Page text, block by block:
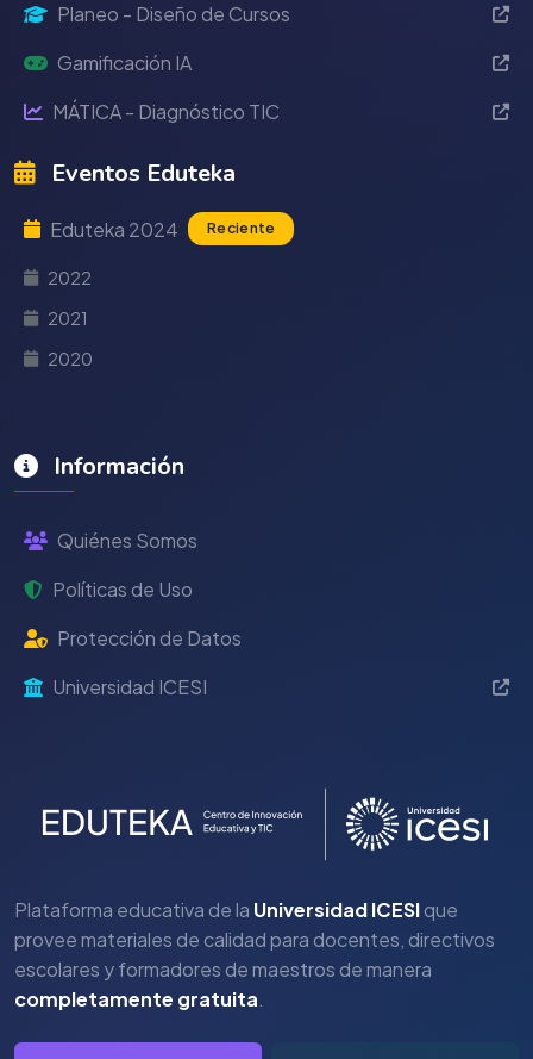
Planeo - Diseño de Cursos
Gamificación IA
MÁTICA - Diagnóstico TIC
Eventos Eduteka
Eduteka 2024 Reciente
2022
2021
2020
Información
Quiénes Somos
Políticas de Uso
Protección de Datos
Universidad ICESI
Plataforma educativa de la Universidad ICESIque
provee materiales de calidad para docentes, directivos
escolares y formadores de maestros de manera
completamente gratuita.